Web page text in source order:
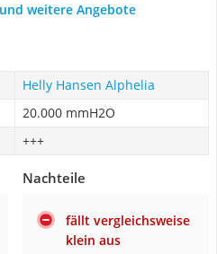
weitere Angebote
Helly Hansen Alphelia
20.000 mmH2O
+++
Nachteile
fällt vergleichsweise
klein aus